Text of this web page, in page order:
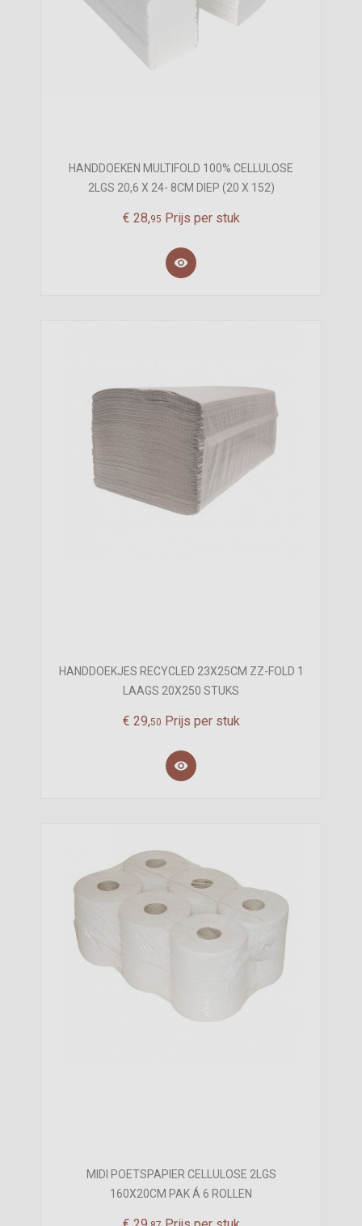
HANDDOEKEN MULTIFOLD 100% CELLULOSE
2LGS 20,6 X 24- 8CM DIEP (20 X 152)
€ 28,95 Prijs per stuk

HANDDOEKJES RECYCLED 23X25CM ZZ-FOLD 1
LAAGS 20X250 STUKS
€ 29,50 Prijs per stuk

MIDI POETSPAPIER CELLULOSE 2LGS
160X20CM PAK Á 6 ROLLEN